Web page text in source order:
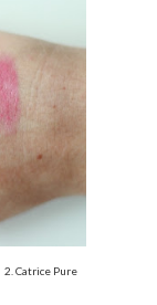
2. Catrice Pure